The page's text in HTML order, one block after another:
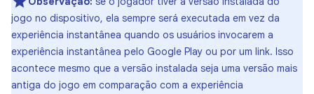
jogo no dispositivo, ela sempre será executada em vez da
experiência instantânea quando os usuários invocarem a
experiência instantânea pelo Google Play ou por um link. Isso
acontece mesmo que a versão instalada seja uma versão mais
antiga do jogo em comparação com a experiência